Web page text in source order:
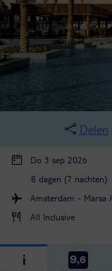
Delen
Do 3 sep 2026
8 dagen (7 nachten)
Amsterdam - Marsa
All Inclusive
9,6